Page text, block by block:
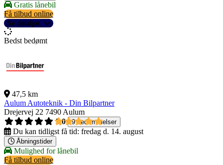
Gratis lånebil
Få tilbud online
Se detaljer
Bedst bedømt
47,5 km
Aulum Autoteknik - Din Bilpartner
Drejervej 22 7490 Aulum
5,0
9 bedømmelser
Du kan tidligst få tid: fredag d. 14. august
Åbningstider
Mulighed for lånebil
Få tilbud online